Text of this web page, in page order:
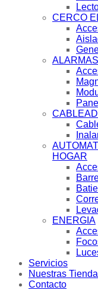
CERCO
HOGAR
ENERGIA
Servicios
Nuestras
Contacto